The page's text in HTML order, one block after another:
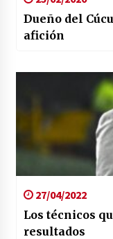
Dueño del
afición
27/04/2022
Los técnicos
resultados